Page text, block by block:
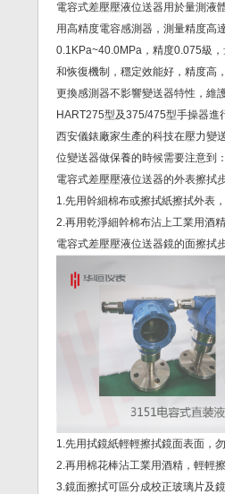
電容式差壓壓液位送器用於量測液
用高精度電容感測器，測量精度高
0.1KPa~40.0MPa，精度0.075級
和恢復機制，穩定效能好，精度高
更換感測器不影響變送器特性，維
HART275型及375/475型手操器進
西安儀錶廠家生產的科技在壓力變
位變送器做保養的時候需要注意到
電容式差壓壓液位送器的外表擦拭
1.先用幹細棉布或擦拭紙擦拭外表
2.再用乾淨細幹棉布沾上工業用酒
電容式差壓壓液位送器鏡的面擦拭
1.先用拭鏡紙輕輕擦拭鏡面表面，
2.再用棉花棒沾工業用酒精，輕輕
3.鏡面擦拭可區分成校正玻璃片及